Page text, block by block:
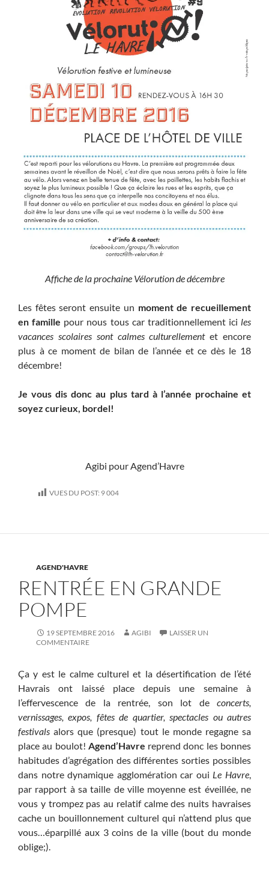
Affiche de la prochaine Vélorution de décembre
Les fêtes seront ensuite un moment de recueillement
en famille pour nous tous car traditionnellement ici les
vacances scolaires sont calmes culturellementet encore
plus à ce moment de bilan de l’année et ce dès le 18
décembre!
Je vous dis donc au plus tard à l’année prochaine et
soyez curieux, bordel!
Agibi pour Agend’Havre
VUES DU POST: 9 004
AGEND'HAVRE
RENTRÉE EN GRANDE
POMPE
19 SEPTEMBRE 2016 AGIBI
LAISSER UN
COMMENTAIRE
Ça y est le calme culturel et la désertification de l’été
Havrais ont laissé place depuis une semaine à
l’effervescence de la rentrée, son lot de concerts,
vernissages, expos, fêtes de quartier, spectacles ou autres
festivals alors que (presque) tout le monde regagne sa
place au boulot! Agend’Havre reprend donc les bonnes
habitudes d’agrégation des différentes sorties possibles
dans notre dynamique agglomération car oui Le Havre,
par rapport à sa taille de ville moyenne est éveillée, ne
vous y trompez pas au relatif calme des nuits havraises
cache un bouillonnement culturel qui n’attend plus que
vous…éparpillé aux 3 coins de la ville (bout du monde
oblige;).